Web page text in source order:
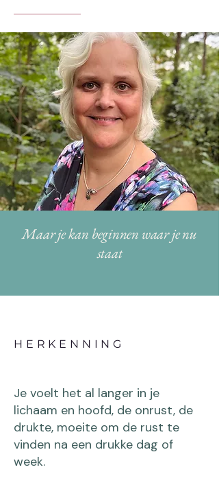
Maar je kan beginnen waar je nu
staat
HERKENNING
Je voelt het al langer in je
lichaam en hoofd, de onrust, de
drukte, moeite om de rust te
vinden na een drukke dag of
week.